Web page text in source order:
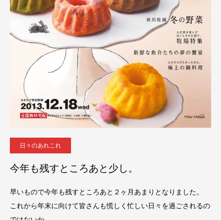
日々のあれこれ
今年も残すところあと少し。
早いもので今年も残すところあと２ヶ月あまりとなりました。
これから年末に向けて皆さんも慌しく忙しい日々を過ごされるの